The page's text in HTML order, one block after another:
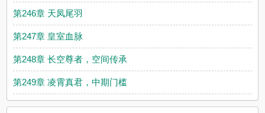
第246章 天凤尾羽
第247章 皇室血脉
第248章 长空尊者，空间传承
第249章 凌霄真君，中期门槛